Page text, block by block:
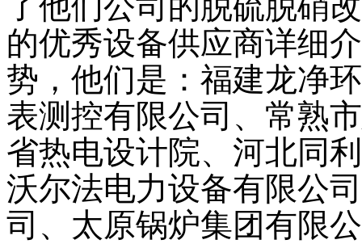
的优秀设备供应商详细
势，他们是：福建龙净
表测控有限公司、常熟
省热电设计院、河北同
沃尔法电力设备有限公
司、太原锅炉集团有限